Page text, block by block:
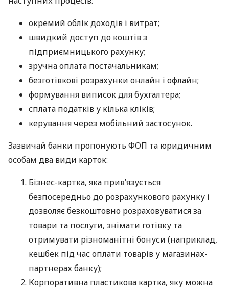
окремий облік доходів і витрат;
швидкий доступ до коштів з
підприємницького рахунку;
зручна оплата постачальникам;
безготівкові розрахунки онлайн і офлайн;
формування виписок для бухгалтера;
сплата податків у кілька кліків;
керування через мобільний застосунок.
Зазвичай банки пропонують ФОП та юридичним
особам два види карток:
Бізнес-картка, яка прив’язується
безпосередньо до розрахункового рахунку і
дозволяє безкоштовно розраховуватися за
товари та послуги, знімати готівку та
отримувати різноманітні бонуси (наприклад,
кешбек під час оплати товарів у магазинах-
партнерах банку);
Корпоративна пластикова картка, яку можна